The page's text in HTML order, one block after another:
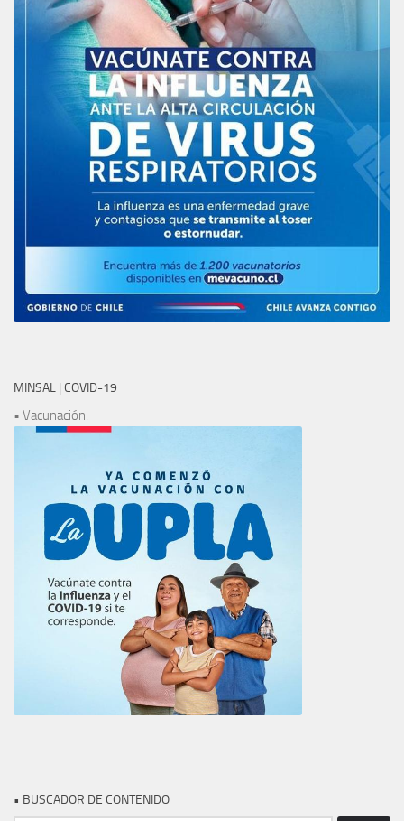
MINSAL | COVID-19
• Vacunación:
• BUSCADOR DE CONTENIDO